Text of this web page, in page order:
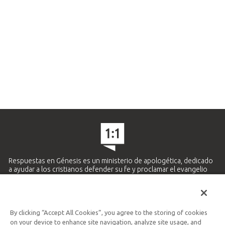
Respuestas en Génesis es un ministerio de apologética, dedicado
a ayudar a los cristianos defender su fe y proclamar el evangelio
Ministerio Hispano y Latinoamericano
By clicking “Accept All Cookies”, you agree to the storing of cookies
on your device to enhance site navigation, analyze site usage, and